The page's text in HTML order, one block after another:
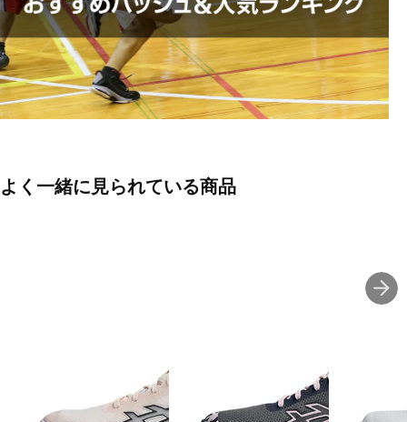
■生産国:ベトナム
■2026年モデル
※ブランドやシリーズによっては甲高や幅等小さめに作られている
ことがあります。あくまで目安としてご判断ください。
よく一緒に見られている商品